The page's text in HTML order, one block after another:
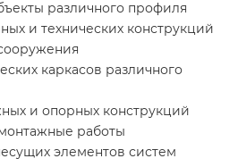
различного профиля
и технических конструкций
каркасов различного
и опорных конструкций
работы
элементов систем